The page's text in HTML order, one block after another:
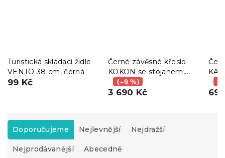
Turistická skládací židle
VENTO 38 cm, černá
99 Kč
Černé závěsné křeslo
KOKON se stojanem,
zeleno-bílý polštář
(–9 %)
3 690 Kč
Ř
z
e
Doporučujeme Nejlevnější Nejdražší
Nejprodávanější Abecedně